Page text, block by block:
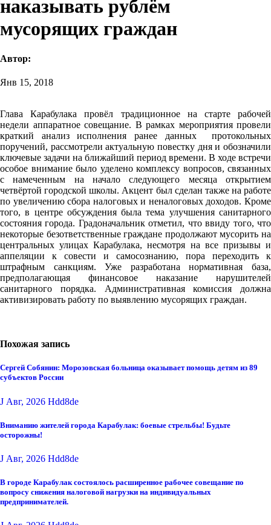
наказывать рублём
мусорящих граждан
Автор:
Янв 15, 2018
Глава Карабулака провёл традиционное на старте рабочей
недели аппаратное совещание. В рамках мероприятия провели
краткий анализ исполнения ранее данных протокольных
поручений, рассмотрели актуальную повестку дня и обозначили
ключевые задачи на ближайший период времени. В ходе встречи
особое внимание было уделено комплексу вопросов, связанных
с намеченным на начало следующего месяца открытием
четвёртой городской школы. Акцент был сделан также на работе
по увеличению сбора налоговых и неналоговых доходов. Кроме
того, в центре обсуждения была тема улучшения санитарного
состояния города. Градоначальник отметил, что ввиду того, что
некоторые безответственные граждане продолжают мусорить на
центральных улицах Карабулака, несмотря на все призывы и
аппеляции к совести и самосознанию, пора переходить к
штрафным санкциям. Уже разработана нормативная база,
предполагающая финансовое наказание нарушителей
санитарного порядка. Административная комиссия должна
активизировать работу по выявлению мусорящих граждан.
Похожая запись
Сергей Собянин: Морозовская больница оказывает помощь детям из 89
субъектов России
J Авг, 2026 Hdd8de
Вниманию жителей города Карабулак: боевые стрельбы! Будьте
осторожны!
J Авг, 2026 Hdd8de
В городе Карабулак состоялось расширенное рабочее совещание по
вопросу снижения налоговой нагрузки на индивидуальных
предпринимателей.